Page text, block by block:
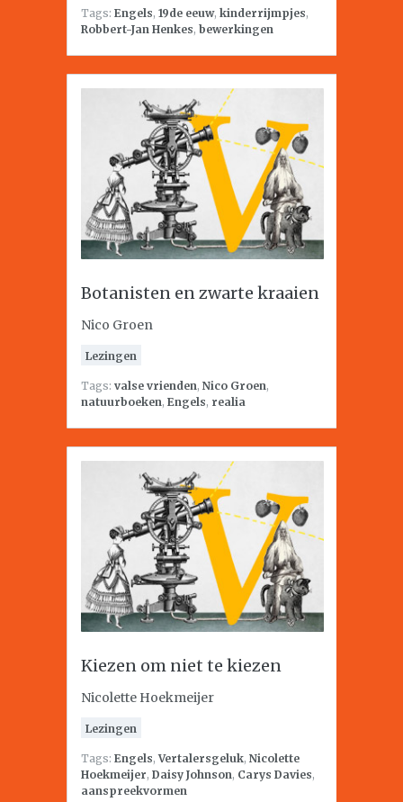
Tags: Engels, 19de eeuw, kinderrijmpjes,
Robbert-Jan Henkes, bewerkingen
Botanisten en zwarte kraaien
Nico Groen
Lezingen
Tags: valse vrienden, Nico Groen,
natuurboeken, Engels, realia
Kiezen om niet te kiezen
Nicolette Hoekmeijer
Lezingen
Tags: Engels,Vertalersgeluk, Nicolette
Hoekmeijer, Daisy Johnson, Carys Davies,
aanspreekvormen